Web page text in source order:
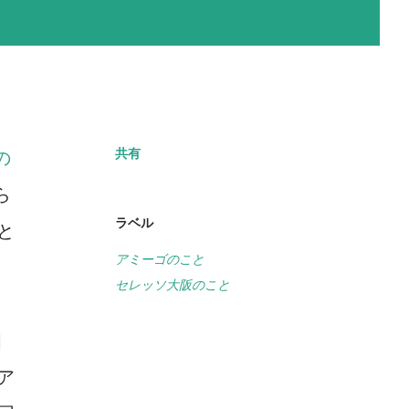
共有
ラベル
アミーゴのこと
セレッソ大阪のこと